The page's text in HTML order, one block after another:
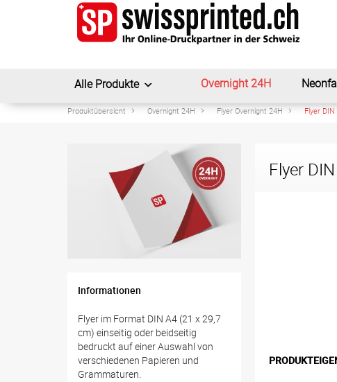
Alle Produkte Overnight 24H
Produktübersicht Overnight 24H Flyer Overnight 24H Flyer
Informationen
Flyer im Format DIN A4 (21 x 29,7
cm) einseitig oder beidseitig
bedruckt auf einer Auswahl von
verschiedenen Papieren und
Grammaturen.
Flyer